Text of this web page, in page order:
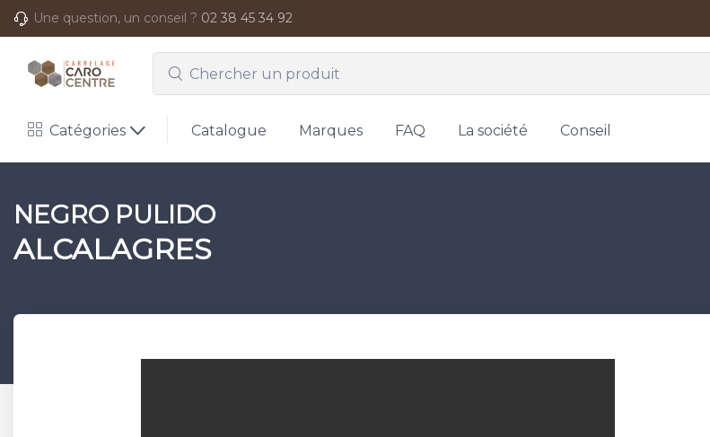
Une question, un conseil ? 02 38 45 34 92
Catégories Catalogue Marques FAQ La société Conseil
NEGRO PULIDO
ALCALAGRES